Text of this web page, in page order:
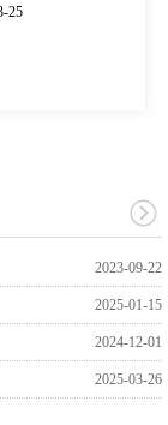
25
2023-09-22
2025-01-15
2024-12-01
2025-03-26